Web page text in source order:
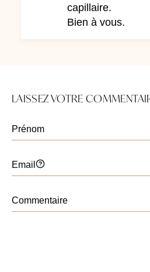
capillaire.
Bien à vous.
LAISSEZ VOTRE